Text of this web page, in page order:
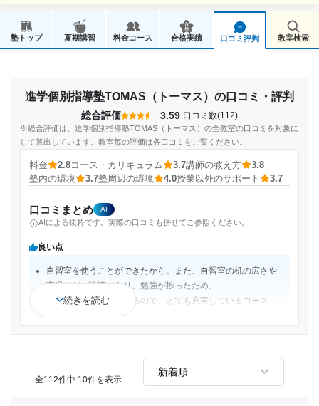
塾トップ 夏期講習 料金コース 合格実績 口コミ評判 教室検索
進学個別指導塾TOMAS（トーマス）の口コミ・評判
総合評価 3.59 口コミ数(112)
※総合評価は、進学個別指導塾TOMAS（トーマス）の全教室の口コミを対象に
して算出しています。教室毎の評価は各口コミをご覧ください。
料金 2.8コース・カリキュラム 3.7講師の教え方
3.8
塾内の環境
3.7塾周辺の環境 4.0授業以外のサポート 3.7
口コミまとめ AI
AIによる抜粋です。実際の口コミも併せてご参照ください。
良い点
自習室を使うことができたから。また、自習室の机の広さや
室温などが快適であり、勉強が捗ったため。
マンツーマンで行われるので、とても充実しているコース
標に、無駄なく突き進んでいけるので、とても効率的だった
と思います。
続きを読む
全112件中 10件を表示